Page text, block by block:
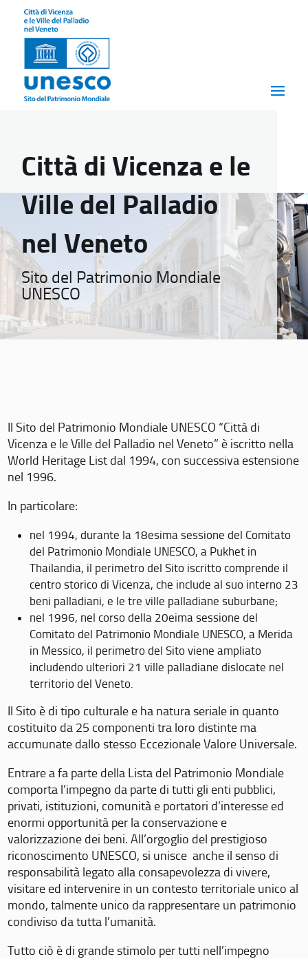
Città di Vicenza e le
Ville del Palladio
nel Veneto
Sito del Patrimonio Mondiale
UNESCO
Il Sito del Patrimonio Mondiale UNESCO “Città di
Vicenza e le Ville del Palladio nel Veneto” è iscritto nella
World Heritage List dal 1994, con successiva estensione
nel 1996.
In particolare:
nel 1994, durante la 18esima sessione del Comitato
del Patrimonio Mondiale UNESCO, a Pukhet in
Thailandia, il perimetro del Sito iscritto comprende il
centro storico di Vicenza, che include al suo interno 23
beni palladiani, e le tre ville palladiane suburbane;
nel 1996, nel corso della 20eima sessione del
Comitato del Patrimonio Mondiale UNESCO, a Merida
in Messico, il perimetro del Sito viene ampliato
includendo ulteriori 21 ville palladiane dislocate nel
territorio del Veneto.
Il Sito è di tipo culturale e ha natura seriale in quanto
costituito da 25 componenti tra loro distinte ma
accumunate dallo stesso Eccezionale Valore Universale.
Entrare a fa parte della Lista del Patrimonio Mondiale
comporta l’impegno da parte di tutti gli enti pubblici,
privati, istituzioni, comunità e portatori d’interesse ed
enormi opportunità per la conservazione e
valorizzazione dei beni. All’orgoglio del prestigioso
riconoscimento UNESCO, si unisce anche il senso di
responsabilità legato alla consapevolezza di vivere,
visitare ed intervenire in un contesto territoriale unico al
mondo, talmente unico da rappresentare un patrimonio
condiviso da tutta l’umanità.
Tutto ciò è di grande stimolo per tutti nell’impegno